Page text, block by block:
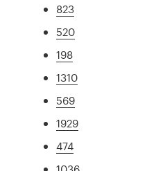
823
520
198
1310
569
1929
474